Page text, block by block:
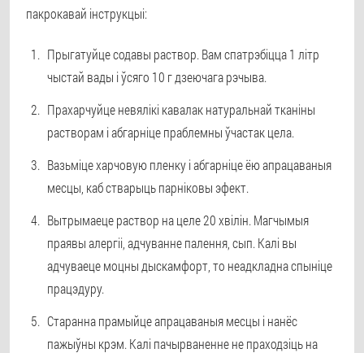
пакрокавай інструкцыі:
Прыгатуйце содавы раствор. Вам спатрэбіцца 1 літр
чыстай вады і ўсяго 10 г дзеючага рэчыва.
Прахарчуйце невялікі кавалак натуральнай тканіны
растворам і абгарніце праблемны ўчастак цела.
Вазьміце харчовую пленку і абгарніце ёю апрацаваныя
месцы, каб стварыць парніковы эфект.
Вытрымаеце раствор на целе 20 хвілін. Магчымыя
праявы алергіі, адчуванне палення, сып. Калі вы
адчуваеце моцны дыскамфорт, то неадкладна спыніце
працэдуру.
Старанна прамыйце апрацаваныя месцы і нанёс
пажыўны крэм. Калі пачырваненне не праходзіць на